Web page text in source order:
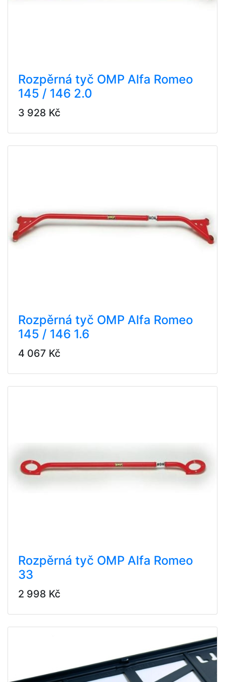
Rozpěrná tyč OMP Alfa Romeo
145 / 146 2.0
3 928 Kč
Rozpěrná tyč OMP Alfa Romeo
145 / 146 1.6
4 067 Kč
Rozpěrná tyč OMP Alfa Romeo
33
2 998 Kč